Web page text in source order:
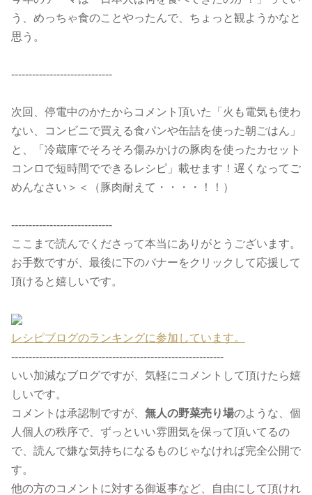
う、めっちゃ食のことやったんで、ちょっと観ようかなと
思う。
-----------------------------
次回、停電中のかたからコメント頂いた「火も電気も使わ
ない、コンビニで買える食パンや缶詰を使った朝ごはん」
と、「冷蔵庫でそろそろ傷みかけの豚肉を使ったカセット
コンロで短時間でできるレシピ」載せます！遅くなってご
めんなさい＞＜（豚肉耐えて・・・・！！）
-----------------------------
ここまで読んでくださって本当にありがとうございます。
お手数ですが、最後に下のバナーをクリックして応援して
頂けると嬉しいです。
レシピブログのランキングに参加しています。
-------------------------------------------------------------
いい加減なブログですが、気軽にコメントして頂けたら嬉
しいです。
コメントは承認制ですが、 無人の野菜売り場のような、個
人個人の秩序で、ずっといい雰囲気を保って頂いてるの
で、読んで嫌な気持ちになるものじゃなければ完全公開で
す。
他の方のコメントに対する御返事など、自由にして頂けれ